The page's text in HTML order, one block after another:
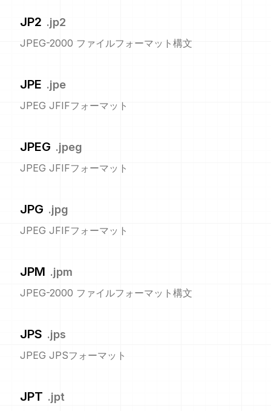
JP2 .jp2
JPEG-2000 ファイルフォーマット構文
JPE .jpe
JPEG JFIFフォーマット
JPEG .jpeg
JPEG JFIFフォーマット
JPG .jpg
JPEG JFIFフォーマット
JPM .jpm
JPEG-2000 ファイルフォーマット構文
JPS .jps
JPEG JPSフォーマット
JPT .jpt